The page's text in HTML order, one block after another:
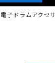
電子ドラムアクセ